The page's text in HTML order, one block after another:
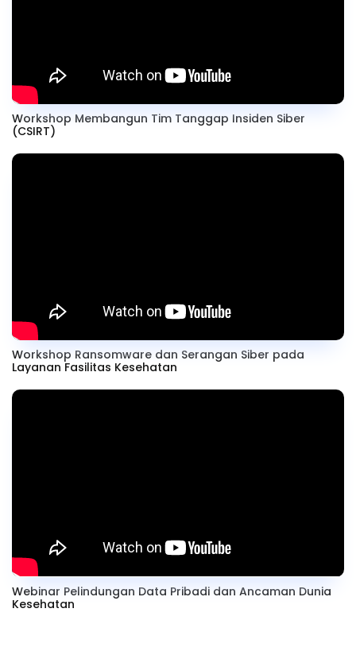
Workshop Membangun Tim Tanggap Insiden Siber
(CSIRT)
Workshop Ransomware dan Serangan Siber pada
Layanan Fasilitas Kesehatan
Webinar Pelindungan Data Pribadi dan Ancaman Dunia
Kesehatan